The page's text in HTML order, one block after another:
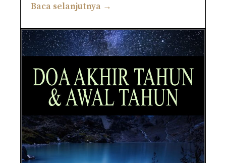
Baca selanjutnya →